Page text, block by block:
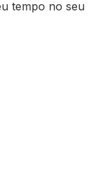
tempo no seu